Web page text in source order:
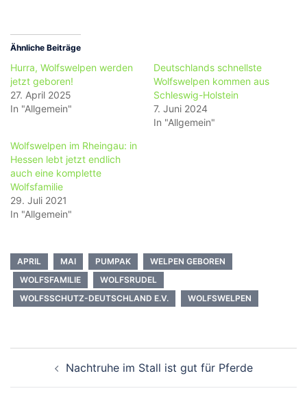
Ähnliche Beiträge
Hurra, Wolfswelpen werden
jetzt geboren!
27. April 2025
In "Allgemein"
Deutschlands schnellste
Wolfswelpen kommen aus
Schleswig-Holstein
7. Juni 2024
In "Allgemein"
Wolfswelpen im Rheingau: in
Hessen lebt jetzt endlich
auch eine komplette
Wolfsfamilie
29. Juli 2021
In "Allgemein"
APRIL MAI PUMPAK
WELPEN GEBOREN
WOLFSFAMILIE
WOLFSRUDEL
WOLFSSCHUTZ-DEUTSCHLAND E.V.
WOLFSWELPEN
Nachtruhe im Stall ist gut für Pferde